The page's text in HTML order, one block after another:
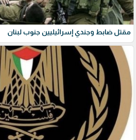
مقتل ضابط وجندي إسرائيليين جنوب لبنان